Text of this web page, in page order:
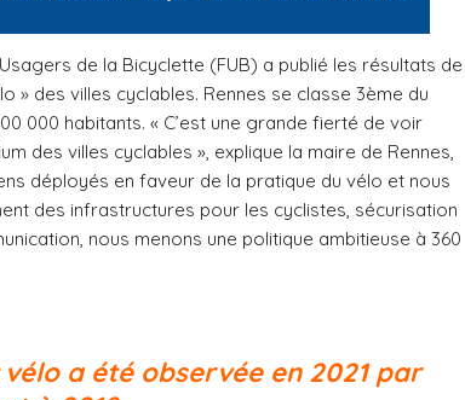
de la Bicyclette (FUB) a publié les résultats de
» des villes cyclables. Rennes se classe 3ème du
000 habitants. « C’est une grande fierté de voir
des villes cyclables », explique la maire de Rennes,
déployés en faveur de la pratique du vélo et nous
des infrastructures pour les cyclistes, sécurisation
nous menons une politique ambitieuse à 360
a été observée en 2021 par